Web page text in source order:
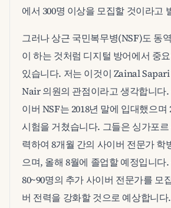
에서 300명 이상을 모집할 것이라고
그러나 상근 국민복무병(NSF)도 동
이 하는 것처럼 디지털 방어에서 중
있습니다. 저는 이것이 Zainal
Nair 의원의 관점이라고 생각합니다.
이버 NSF는 2018년 말에 입대했으
시험을 거쳤습니다. 그들은 싱가포
력하여 8개월 간의 사이버 전문가 학
으며, 올해 8월에 졸업할 예정입니다
80~90명의 추가 사이버 전문가를 모
버 전력을 강화할 것으로 예상합니다.